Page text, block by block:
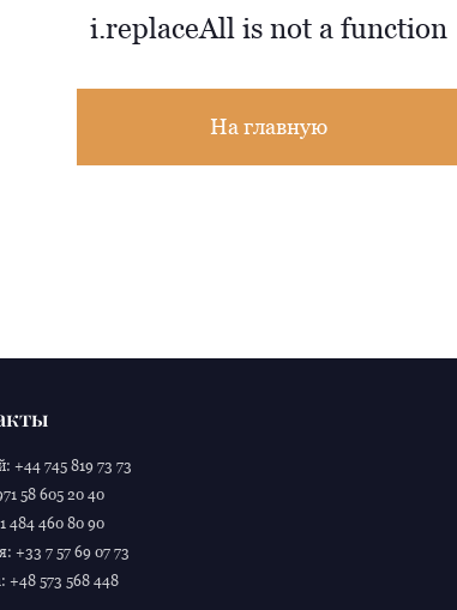
i.replaceAll is not a function
На главную
+44 745 819 73 73
58 605 20 40
484 460 80 90
+33 7 57 69 07 73
+48 573 568 448